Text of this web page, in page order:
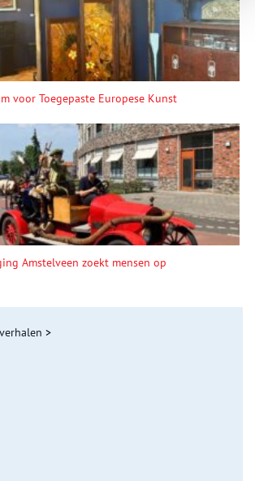
voor Toegepaste Europese Kunst
Amstelveen zoekt mensen op
verhalen >